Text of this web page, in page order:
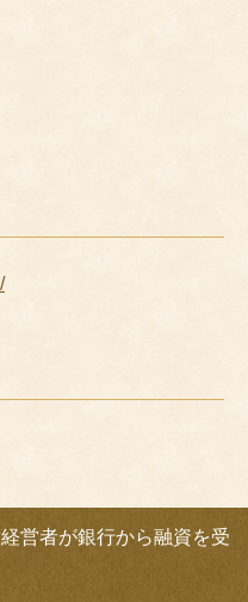
営者が銀行から融資を受